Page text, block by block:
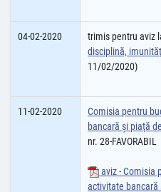
04-02-2020 trimis pentru aviz
disciplină,
11/02/2020)
11-02-2020
Comisia pentru
bancară şi piaţă
nr. 28-FAVORABIL
aviz - Comisia
activitate bancară